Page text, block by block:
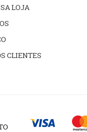
LOJA
CLIENTES